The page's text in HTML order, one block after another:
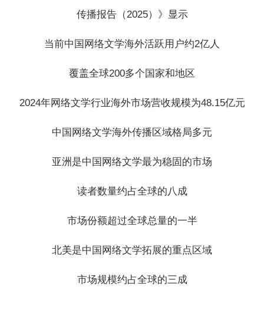
传播报告（2025）》显示
当前中国网络文学海外活跃用户约2亿人
覆盖全球200多个国家和地区
2024年网络文学行业海外市场营收规模为48.15亿元
中国网络文学海外传播区域格局多元
亚洲是中国网络文学最为稳固的市场
读者数量约占全球的八成
市场份额超过全球总量的一半
北美是中国网络文学拓展的重点区域
市场规模约占全球的三成